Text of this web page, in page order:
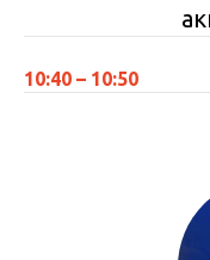
10:40 – 10:50